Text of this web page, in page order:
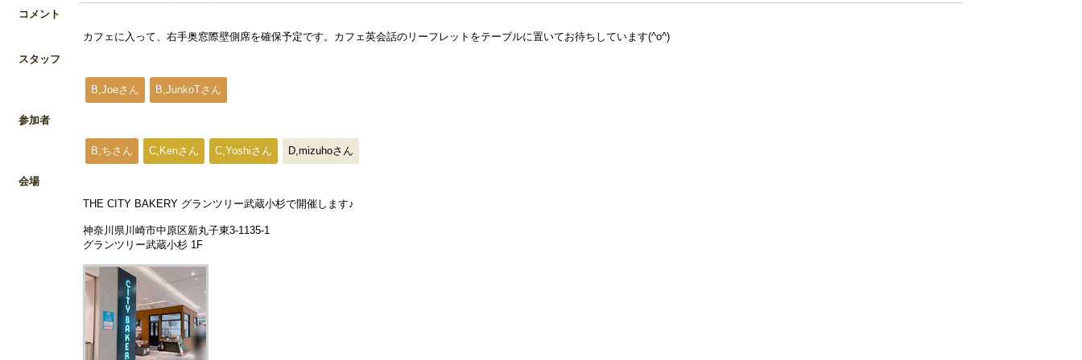
コメント
カフェに入って、右手奥窓際壁側席を確保予定です。カフェ英会話のリーフレットをテーブルに置いてお待ちしています(^o^)
スタッフ
B,Joeさん B,JunkoTさん
参加者
B,ちさん C,Kenさん C,Yoshiさん D,mizuhoさん
会場
THE CITY BAKERY グランツリー武蔵小杉で開催します♪
神奈川県川崎市中原区新丸子東3-1135-1
グランツリー武蔵小杉 1F